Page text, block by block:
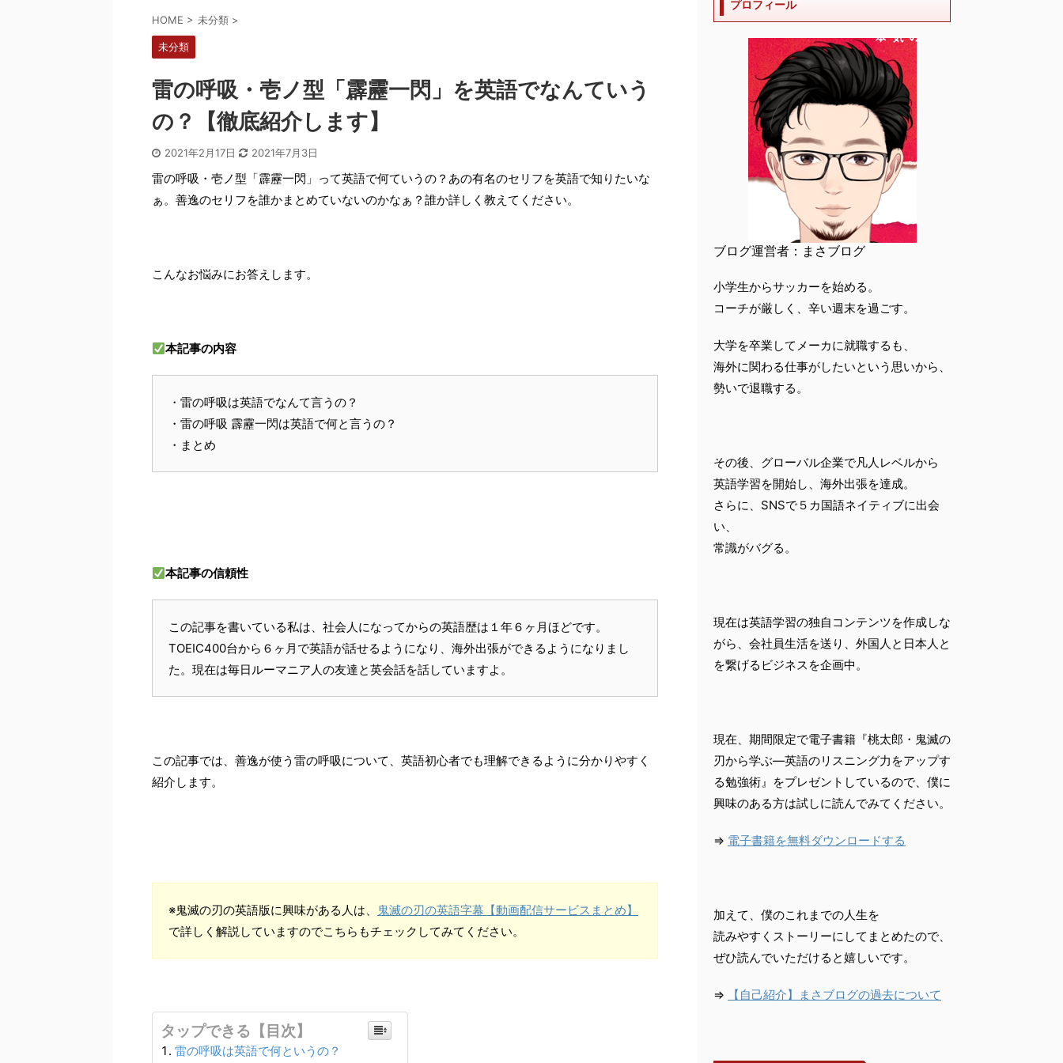
HOME > 未分類 >
未分類
雷の呼吸・壱ノ型「霹靂一閃」を英語でなんていう
の？【徹底紹介します】
2021年2月17日 2021年7月3日
雷の呼吸・壱ノ型「霹靂一閃」って英語で何ていうの？あの有名のセリフを英語で知りたいな
ぁ。善逸のセリフを誰かまとめていないのかなぁ？誰か詳しく教えてください。
こんなお悩みにお答えします。
本記事の内容
・雷の呼吸は英語でなんて言うの？
・雷の呼吸 霹靂一閃は英語で何と言うの？
・まとめ
本記事の信頼性
この記事を書いている私は、社会人になってからの英語歴は１年６ヶ月ほどです。
TOEIC400台から６ヶ月で英語が話せるようになり、海外出張ができるようになりまし
た。現在は毎日ルーマニア人の友達と英会話を話していますよ。
この記事では、善逸が使う雷の呼吸について、英語初心者でも理解できるように分かりやすく
紹介します。
※鬼滅の刃の英語版に興味がある人は、
鬼滅の刃の英語字幕【動画配信サービスまとめ】
で詳しく解説していますのでこちらもチェックしてみてください。
タップできる【目次】
雷の呼吸は英語で何というの？
プロフィール
ブログ運営者：まさブログ
小学生からサッカーを始める。
コーチが厳しく、辛い週末を過ごす。
大学を卒業してメーカに就職するも、
海外に関わる仕事がしたいという思いから、
勢いで退職する。
その後、グローバル企業で凡人レベルから
英語学習を開始し、海外出張を達成。
さらに、SNSで５カ国語ネイティブに出会
い、
常識がバグる。
現在は英語学習の独自コンテンツを作成しな
がら、会社員生活を送り、外国人と日本人と
を繋げるビジネスを企画中。
現在、期間限定で電子書籍『桃太郎・鬼滅の
刃から学ぶ―英語のリスニング力をアップす
る勉強術』をプレゼントしているので、僕に
興味のある方は試しに読んでみてください。
⇒ 電子書籍を無料ダウンロードする
加えて、僕のこれまでの人生を
読みやすくストーリーにしてまとめたので、
ぜひ読んでいただけると嬉しいです。
⇒ 【自己紹介】まさブログの過去について